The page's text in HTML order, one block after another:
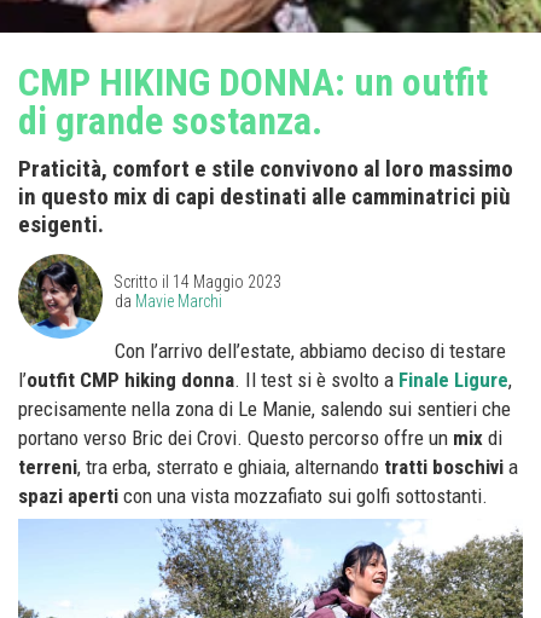
CMP HIKING DONNA: un outfit
di grande sostanza.
Praticità, comfort e stile convivono al loro massimo
in questo mix di capi destinati alle camminatrici più
esigenti.
Scritto il 14 Maggio 2023
da Mavie Marchi
Con l’arrivo dell’estate, abbiamo deciso di testare
l’outfit CMP hiking donna. Il test si è svolto a Finale Ligure,
precisamente nella zona di Le Manie, salendo sui sentieri che
portano verso Bric dei Crovi. Questo percorso offre un mix di
terreni, tra erba, sterrato e ghiaia, alternando tratti boschivi a
spazi aperti con una vista mozzafiato sui golfi sottostanti.